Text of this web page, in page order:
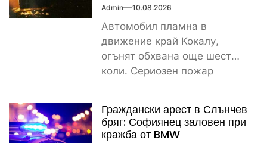
Admin 10.08.2026
Автомобил пламна в
движение край Кокалу,
огънят обхвана още шест
коли. Сериозен пожар
Граждански арест в Слънчев
бряг: Софиянец заловен при
кражба от BMW